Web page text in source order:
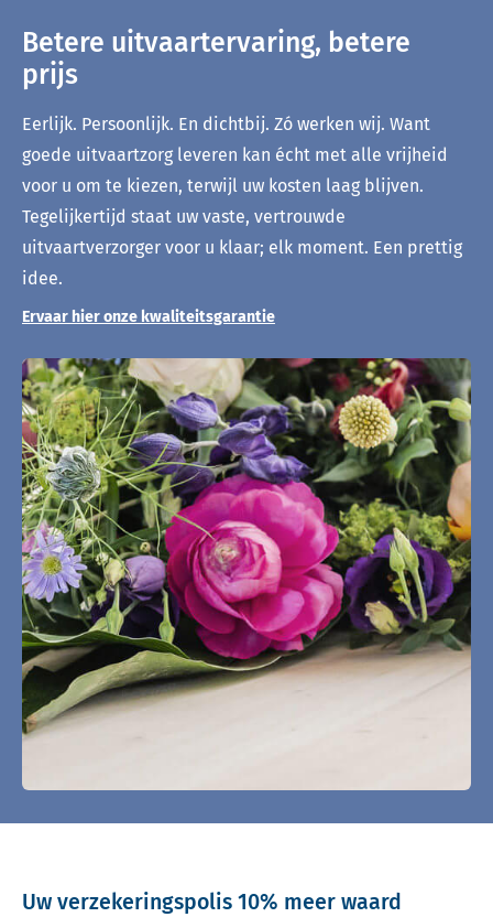
Betere uitvaartervaring, betere
prijs
Eerlijk. Persoonlijk. En dichtbij. Zó werken wij. Want
goede uitvaartzorg leveren kan écht met alle vrijheid
voor u om te kiezen, terwijl uw kosten laag blijven.
Tegelijkertijd staat uw vaste, vertrouwde
uitvaartverzorger voor u klaar; elk moment. Een prettig
idee.
Ervaar hier onze kwaliteitsgarantie
Uw verzekeringspolis 10% meer waard